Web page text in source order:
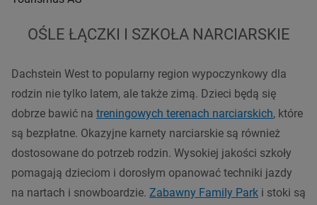
OŚLE ŁĄCZKI I SZKOŁA NARCIARSKIE
Dachstein West to popularny region wypoczynkowy dla
rodzin nie tylko latem, ale także zimą. Dzieci będą się
dobrze bawić na treningowych terenach narciarskich, które
są bezpłatne. Okazyjne karnety narciarskie są również
dostosowane do potrzeb rodzin. Wysokiej jakości szkoły
pomagają dzieciom i dorosłym opanować techniki jazdy
na nartach i snowboardzie. Zabawny Family Park i stoki są